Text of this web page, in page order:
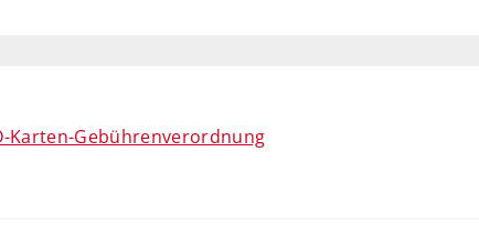
Karten-Gebührenverordnung